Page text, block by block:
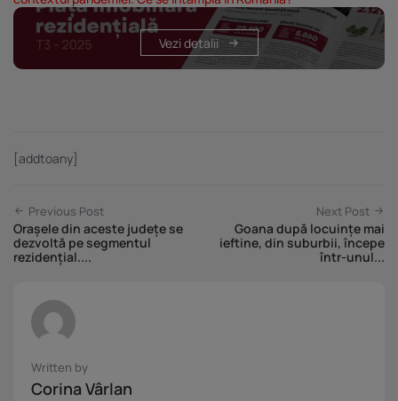
Vezi detalii
[addtoany]
Previous Post
Orașele din aceste județe se
dezvoltă pe segmentul
rezidențial....
Next Post
Goana după locuințe mai
ieftine, din suburbii, începe
într-unul...
Written by
Corina Vârlan